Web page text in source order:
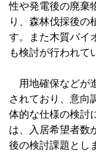
性や発電後の廃棄
り、森林伐採後の
す。また木質バイ
も検討が行われて
用地確保などが
されており、意向
体的な仕様の検討
は、入居希望者数
後の検討課題とし